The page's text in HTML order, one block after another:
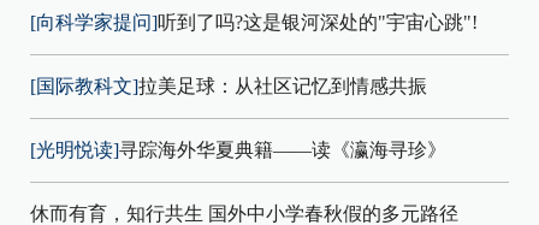
[向科学家提问]听到了吗?这是银河深处的"宇宙心跳"!
[国际教科文]拉美足球：从社区记忆到情感共振
[光明悦读]寻踪海外华夏典籍——读《瀛海寻珍》
休而有育，知行共生 国外中小学春秋假的多元路径